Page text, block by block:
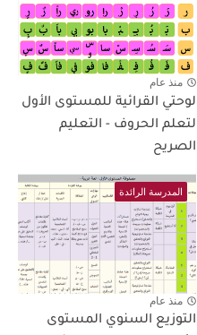
منذ عام
لوحتي القرائية للمستوى الأول
لتعلم الحروف - التعليم
الصريح
المدرسة الرائدة
منذ عام
التوزيع السنوي المستوى